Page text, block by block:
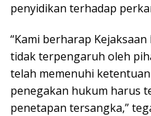
penyidikan terhadap
“Kami berharap
tidak terpengaruh oleh
telah memenuhi
penegakan hukum harus
penetapan tersangka,”